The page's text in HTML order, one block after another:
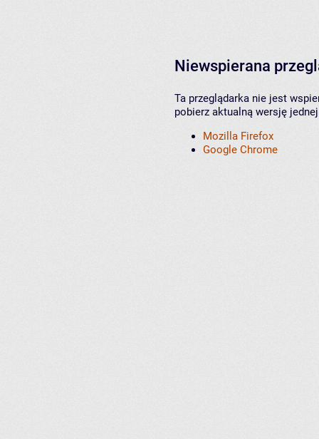
Niewspierana
Ta przeglądarka nie jest
pobierz aktualną wersję
Mozilla Firefox
Google Chrome